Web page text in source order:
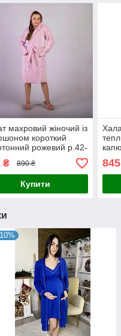
махровий жіночий із
короткий
рожевий р.42-
₴ 890 ₴
Купити